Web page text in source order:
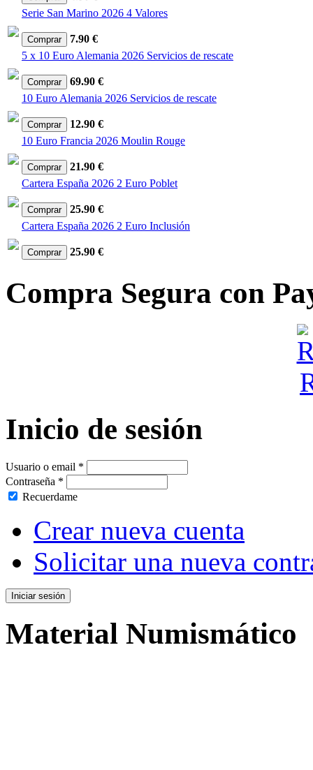
Serie San Marino 2026 4 Valores
7.90 €
5 x 10 Euro Alemania 2026 Servicios de rescate
69.90 €
10 Euro Alemania 2026 Servicios de rescate
12.90 €
10 Euro Francia 2026 Moulin Rouge
21.90 €
Cartera España 2026 2 Euro Poblet
25.90 €
Cartera España 2026 2 Euro Inclusión
25.90 €
Compra Segura con
Inicio de sesión
Usuario o email *
Contraseña *
Recuerdame
Crear nueva cuenta
Solicitar una nueva
Material Numismático